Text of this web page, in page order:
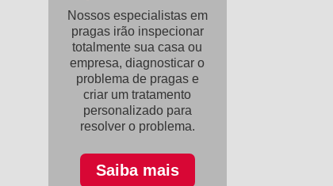
Nossos especialistas em
pragas irão inspecionar
totalmente sua casa ou
empresa, diagnosticar o
problema de pragas e
criar um tratamento
personalizado para
resolver o problema.
Saiba mais